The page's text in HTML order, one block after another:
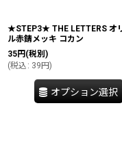
★STEP3★ THE LETTERS オ
ル赤錆メッキ コカン
35円 (税別)
(税込 : 39 円)
オプション選択